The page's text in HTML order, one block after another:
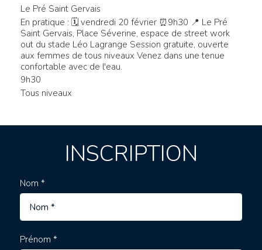
Le Pré Saint Gervais
En pratique : 🗓 vendredi 20 février ⏰9h30 📍 Le Pré
Saint Gervais, Place Séverine, espace de street work
out du stade Léo Lagrange Session gratuite, ouverte
aux femmes de tous niveaux Venez dans une tenue
confortable avec de l'eau.
9h30
Tous niveaux
INSCRIPTION
Nom *
Prénom *